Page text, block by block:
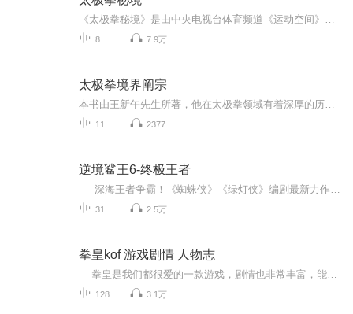
8 7.9万
太极拳境界阐宗
11 2377
逆境鲨王6-终极王者
31 2.5万
拳皇kof 游戏剧情 人物志
128 3.1万